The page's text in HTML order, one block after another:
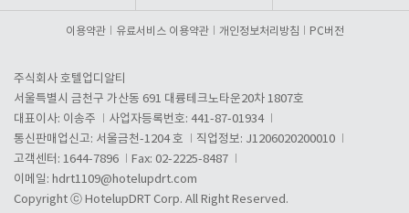
이용약관 유료서비스 이용약관 개인정보처리방침 PC버전
주식회사 호텔업디알티
서울특별시 금천구 가산동 691 대륭테크노타운20차 1807호
대표이사: 이송주
사업자등록번호: 441-87-01934
통신판매업신고: 서울금천-1204 호
직업정보: J1206020200010
고객센터: 1644-7896
Fax: 02-2225-8487
이메일: hdrt1109@hotelupdrt.com
Copyright ⓒ HotelupDRT Corp. All Right Reserved.